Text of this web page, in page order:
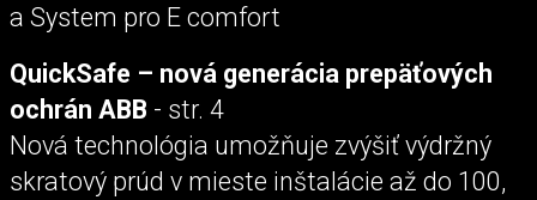
a System pro E comfort
QuickSafe – nová generácia prepäťových
ochrán ABB - str. 4
Nová technológia umožňuje zvýšiť výdržný
skratový prúd v mieste inštalácie až do 100,